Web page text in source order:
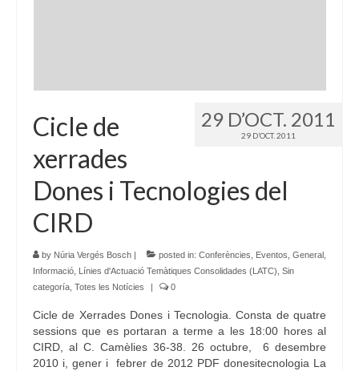
29 D’OCT. 2011
29 D’OCT. 2011
Cicle de
xerrades
Dones i Tecnologies del
CIRD
by Núria Vergés Bosch | posted in: Conferències Eventos General
Informació Línies d'Actuació Temàtiques Consolidades (LATC) Sin
categoría Totes les Notícies | 0
Cicle de Xerrades Dones i Tecnologia. Consta de quatre
sessions que es portaran a terme a les 18:00 hores al
CIRD, al C. Camèlies 36-38. 26 octubre, 6 desembre
2010 i, gener i febrer de 2012 PDF donesitecnologia La